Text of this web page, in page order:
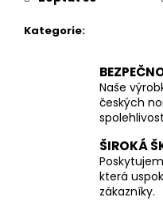
Kategorie:
Naše
českých
ŠIROKÁ
která
zákazníky.